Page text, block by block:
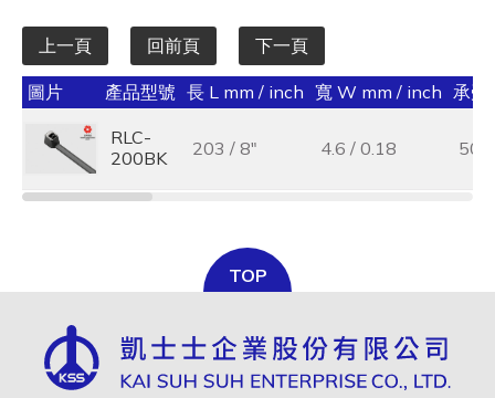
全選
承受力 lbs/kgf/N
全選
最大束線徑 (mm)
全選
基板厚度 (mm)
全選
上一頁 回前頁 下一頁
圖片 產品型號 長 L mm / inch 寬 W mm / inch 承受
RLC-
200BK
203 / 8" 4.6 / 0.18 50
TOP